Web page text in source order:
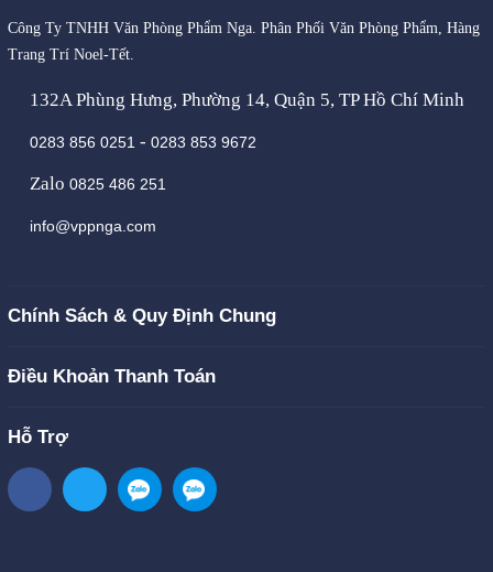
Công Ty TNHH Văn Phòng Phẩm Nga. Phân Phối Văn Phòng Phẩm, Hàng
Trang Trí Noel-Tết.
132A Phùng Hưng, Phường 14, Quận 5, TP Hồ Chí Minh
0283 856 0251 - 0283 853 9672
Zalo 0825 486 251
info@vppnga.com
Chính Sách & Quy Định Chung
Điều Khoản Thanh Toán
Hỗ Trợ